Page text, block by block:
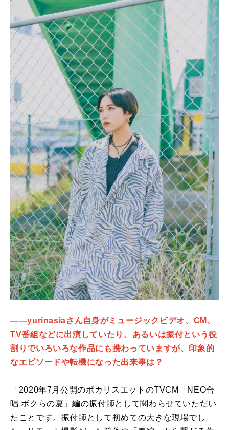
――yurinasiaさん自身がミュージックビデオ、CM、
TV番組などに出演していたり、あるいは振付という役
割りでいろいろな作品にも携わっていますが、印象的
なエピソードや転機になった出来事は？
「2020年7月公開のポカリスエットのTVCM「NEO合
唱 ボクらの夏」編の振付師として関わらせていただい
たことです。振付師として初めての大きな現場でし